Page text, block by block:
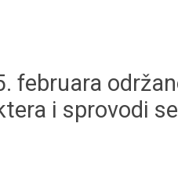
februara
i sprovodi